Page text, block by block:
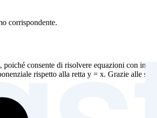
corrispondente.
consente di risolvere equazioni con
rispetto alla retta y = x. Grazie alle